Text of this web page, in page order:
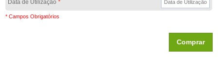
Data de Utilização*
* Campos Obrigatórios
Comprar